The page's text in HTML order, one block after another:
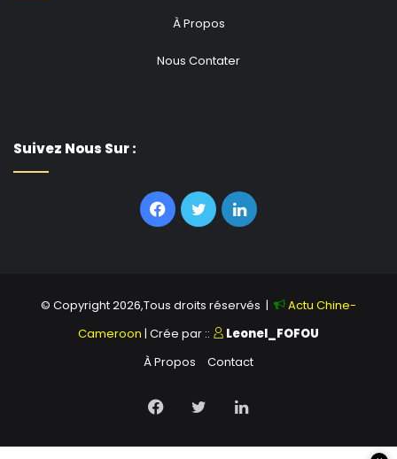
À Propos
Nous Contater
Suivez Nous Sur :
Facebook
TwitterLinkedin
© Copyright 2026,Tous droits réservés |
Actu Chine-
Cameroon | Crée par ::
Leonel_FOFOU
À Propos
Contact
Facebook
TwitterLinkedin